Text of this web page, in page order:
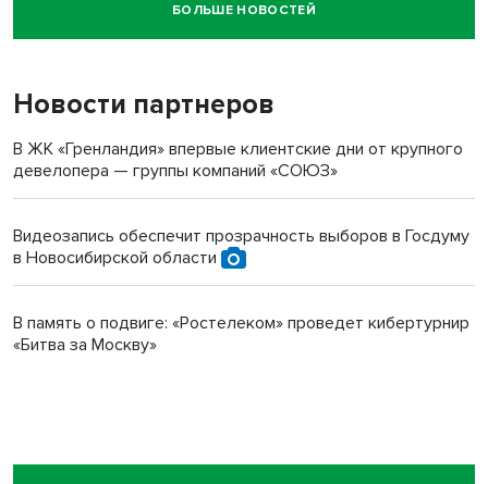
Новосибирский суд наказал водителя за смерть
пенсионерки на вокзале
БОЛЬШЕ НОВОСТЕЙ
Новости партнеров
В ЖК «Гренландия» впервые клиентские дни от крупного
девелопера — группы компаний «СОЮЗ»
Видеозапись обеспечит прозрачность выборов в Госдуму
в Новосибирской области
В память о подвиге: «Ростелеком» проведет кибертурнир
«Битва за Москву»